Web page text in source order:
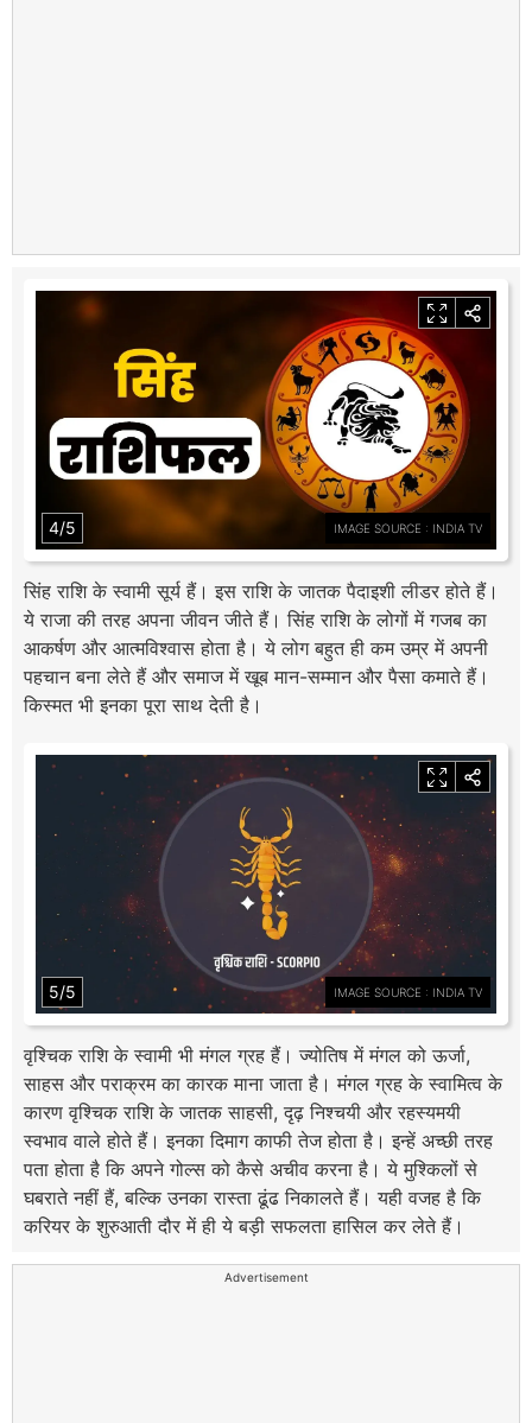
4/5 IMAGE SOURCE : INDIA TV
सिंह राशि के स्वामी सूर्य हैं। इस राशि के जातक पैदाइशी लीडर होते हैं।
ये राजा की तरह अपना जीवन जीते हैं। सिंह राशि के लोगों में गजब का
आकर्षण और आत्मविश्वास होता है। ये लोग बहुत ही कम उम्र में अपनी
पहचान बना लेते हैं और समाज में खूब मान-सम्मान और पैसा कमाते हैं।
किस्मत भी इनका पूरा साथ देती है।
5/5 IMAGE SOURCE : INDIA TV
वृश्चिक राशि के स्वामी भी मंगल ग्रह हैं। ज्योतिष में मंगल को ऊर्जा,
साहस और पराक्रम का कारक माना जाता है। मंगल ग्रह के स्वामित्व के
कारण वृश्चिक राशि के जातक साहसी, दृढ़ निश्चयी और रहस्यमयी
स्वभाव वाले होते हैं। इनका दिमाग काफी तेज होता है। इन्हें अच्छी तरह
पता होता है कि अपने गोल्स को कैसे अचीव करना है। ये मुश्किलों से
घबराते नहीं हैं, बल्कि उनका रास्ता ढूंढ निकालते हैं। यही वजह है कि
करियर के शुरुआती दौर में ही ये बड़ी सफलता हासिल कर लेते हैं।
Advertisement